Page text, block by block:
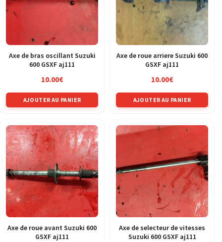
Axe de bras oscillant Suzuki
600 GSXF aj111
10.00€
AJOUTER AU PANIER
Axe de roue arriere Suzuki 600
GSXF aj111
10.00€
AJOUTER AU PANIER
Axe de roue avant Suzuki 600
GSXF aj111
Axe de selecteur de vitesses
Suzuki 600 GSXF aj111